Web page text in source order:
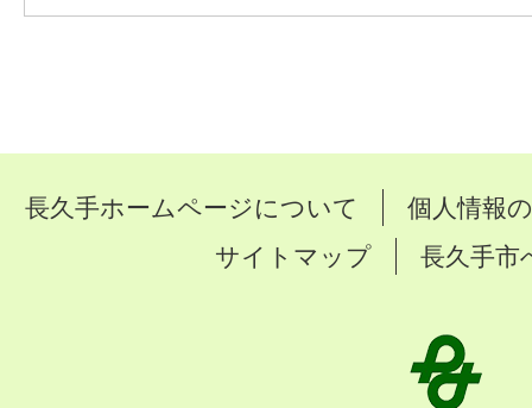
長久手ホームページについて
個人情報
サイトマップ
長久手市